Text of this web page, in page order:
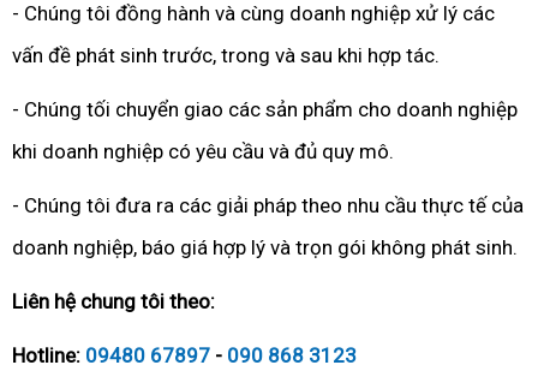
- Chúng tôi đồng hành và cùng doanh nghiệp xử lý các
vấn đề phát sinh trước, trong và sau khi hợp tác.
- Chúng tối chuyển giao các sản phẩm cho doanh nghiệp
khi doanh nghiệp có yêu cầu và đủ quy mô.
- Chúng tôi đưa ra các giải pháp theo nhu cầu thực tế của
doanh nghiệp, báo giá hợp lý và trọn gói không phát sinh.
Liên hệ chung tôi theo:
Hotline: 09480 67897 - 090 868 3123